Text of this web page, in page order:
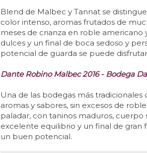
Blend de Malbec y Tannat se
color intenso, aromas frutados de
meses de crianza en roble americano
dulces y un final de boca sedoso y
potencial de guarda se puede
Dante Robino Malbec 2016 - Bodega
Una de las bodegas más
aromas y sabores, sin excesos de
paladar, con taninos maduros, cuerpo
excelente equilibrio y un final de gran
un buen potencial.